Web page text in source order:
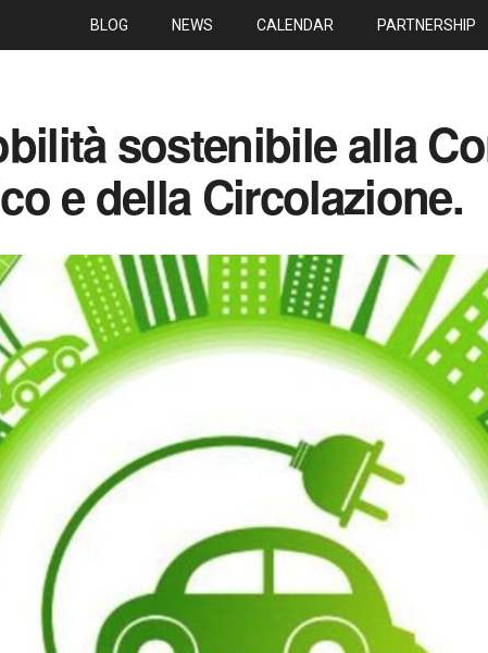
BLOG NEWS CALENDAR PARTNERSHIP
sostenibile alla
e della Circolazione.